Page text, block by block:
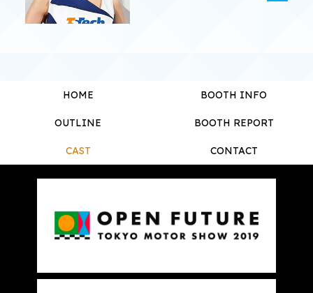
HOME BOOTH INFO
OUTLINE BOOTH REPORT
CAST CONTACT